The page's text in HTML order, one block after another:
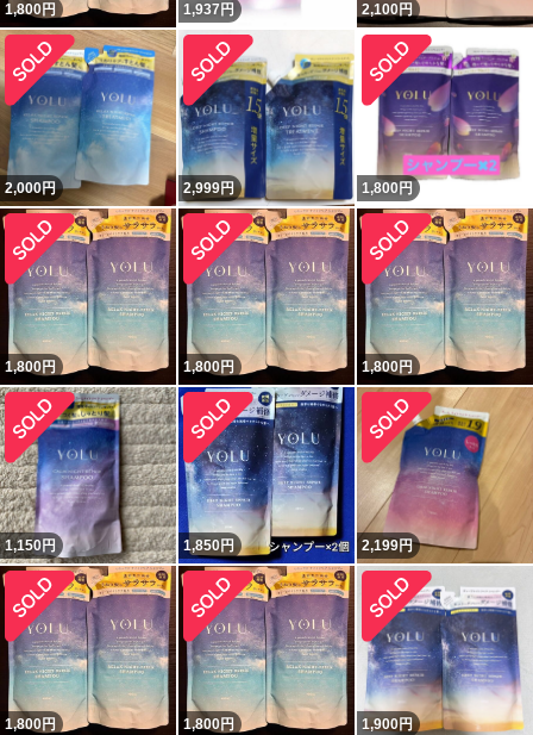
1,800円 1,937 円 2,100円
2,000円 2,999円 1,800円
1,800円 1,800円 1,800円
1,150円 1,850円 2,199円
1,800円 1,800円 1,900円